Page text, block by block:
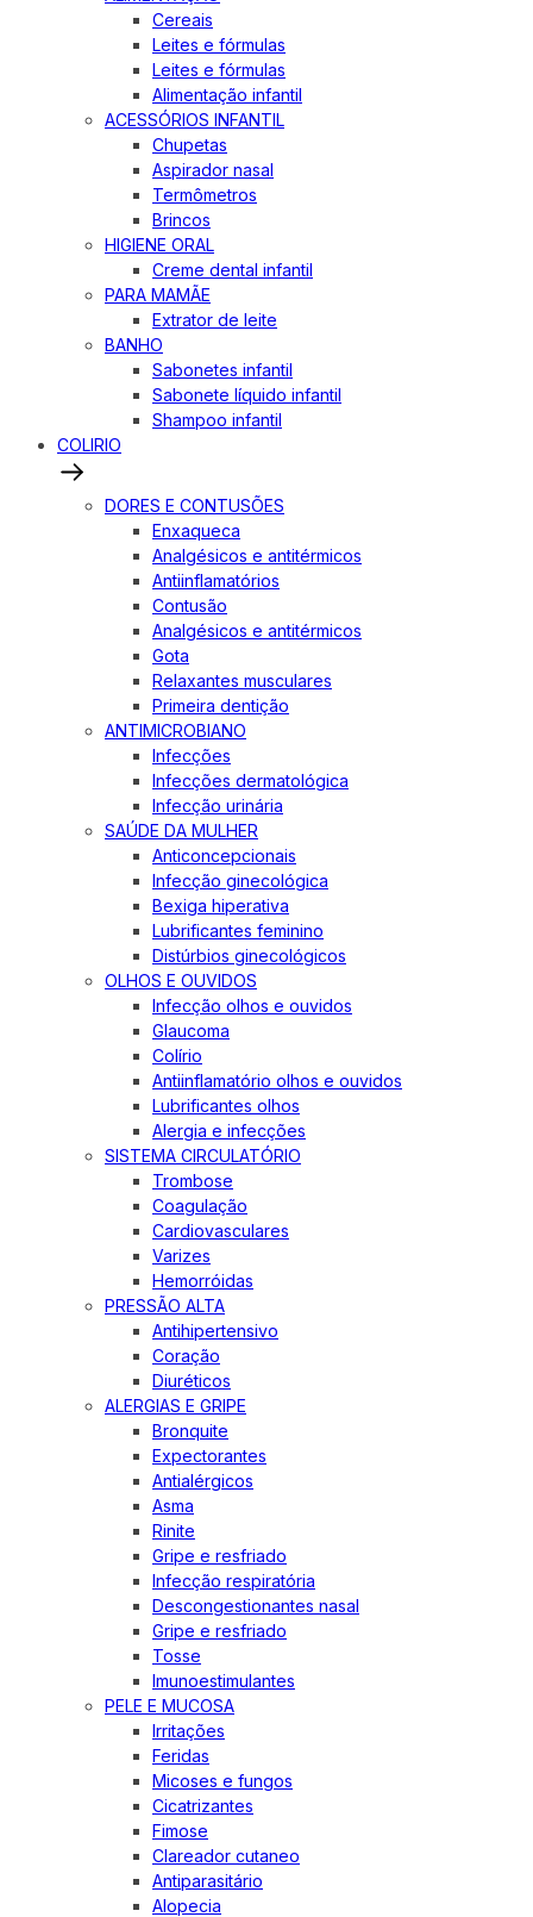
Cereais
Leites e fórmulas
Leites e fórmulas
Alimentação infantil
ACESSÓRIOS INFANTIL
Chupetas
Aspirador nasal
Termômetros
Brincos
HIGIENE ORAL
Creme dental infantil
PARA MAMÃE
Extrator de leite
BANHO
Sabonetes infantil
Sabonete líquido infantil
Shampoo infantil
COLIRIO
DORES E CONTUSÕES
Enxaqueca
Analgésicos e antitérmicos
Antiinflamatórios
Contusão
Analgésicos e antitérmicos
Gota
Relaxantes musculares
Primeira dentição
ANTIMICROBIANO
Infecções
Infecções dermatológica
Infecção urinária
SAÚDE DA MULHER
Anticoncepcionais
Infecção ginecológica
Bexiga hiperativa
Lubrificantes feminino
Distúrbios ginecológicos
OLHOS E OUVIDOS
Infecção olhos e ouvidos
Glaucoma
Colírio
Antiinflamatório olhos e ouvidos
Lubrificantes olhos
Alergia e infecções
SISTEMA CIRCULATÓRIO
Trombose
Coagulação
Cardiovasculares
Varizes
Hemorróidas
PRESSÃO ALTA
Antihipertensivo
Coração
Diuréticos
ALERGIAS E GRIPE
Bronquite
Expectorantes
Antialérgicos
Asma
Rinite
Gripe e resfriado
Infecção respiratória
Descongestionantes nasal
Gripe e resfriado
Tosse
Imunoestimulantes
PELE E MUCOSA
Irritações
Feridas
Micoses e fungos
Cicatrizantes
Fimose
Clareador cutaneo
Antiparasitário
Alopecia